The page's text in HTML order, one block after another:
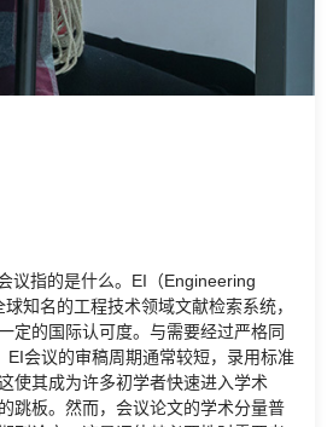
议指的是什么。EI（Engineering
知名的工程技术领域文献检索系统，
定的国际认可度。与需要经过严格同
EI会议的审稿周期通常较短，录用标准
使其成为许多初学者快速进入学术
跳板。然而，会议论文的学术分量普